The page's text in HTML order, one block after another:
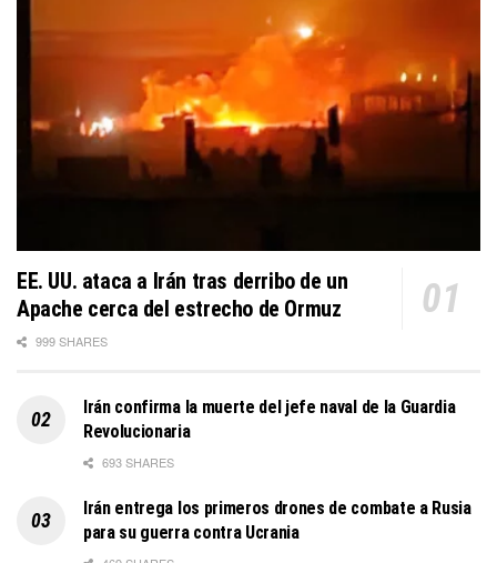
EE. UU. ataca a Irán tras derribo de un
Apache cerca del estrecho de Ormuz
999 SHARES
Irán confirma la muerte del jefe naval de la Guardia
Revolucionaria
693 SHARES
Irán entrega los primeros drones de combate a Rusia
para su guerra contra Ucrania